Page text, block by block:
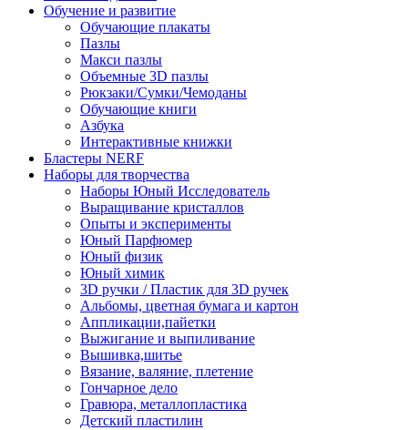
Обучение и развитие
Обучающие плакаты
Пазлы
Макси пазлы
Объемные 3D пазлы
Рюкзаки/Сумки/Чемоданы
Обучающие книги
Азбука
Интерактивные книжки
Бластеры NERF
Наборы для творчества
Наборы Юный Исследователь
Выращивание кристаллов
Опыты и эксперименты
Юный Парфюмер
Юный физик
Юный химик
3D ручки / Пластик для 3D ручек
Альбомы, цветная бумага и картон
Аппликации,пайетки
Выжигание и выпиливание
Вышивка,шитье
Вязание, валяние, плетение
Гончарное дело
Гравюра, металлопластика
Детский пластилин